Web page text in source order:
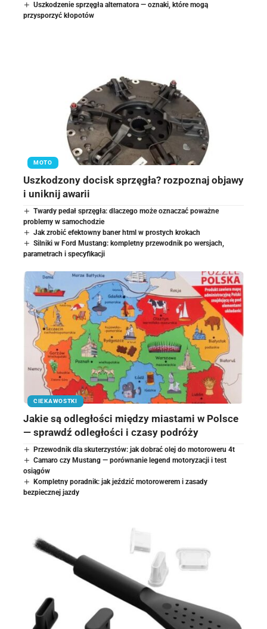
Uszkodzenie sprzęgła alternatora — oznaki, które mogą
przysporzyć kłopotów
MOTO
Uszkodzony docisk sprzęgła? rozpoznaj objawy
i uniknij awarii
Twardy pedał sprzęgła: dlaczego może oznaczać poważne
problemy w samochodzie
Jak zrobić efektowny baner html w prostych krokach
Silniki w Ford Mustang: kompletny przewodnik po wersjach,
parametrach i specyfikacji
CIEKAWOSTKI
Jakie są odległości między miastami w Polsce
— sprawdź odległości i czasy podróży
Przewodnik dla skuterzystów: jak dobrać olej do motoroweru 4t
Camaro czy Mustang — porównanie legend motoryzacji i test
osiągów
Kompletny poradnik: jak jeździć motorowerem i zasady
bezpiecznej jazdy